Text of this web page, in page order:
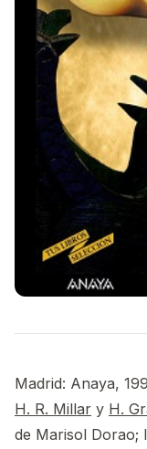
Madrid: Anaya,
H. R. Millar y H.
de Marisol Dorao;